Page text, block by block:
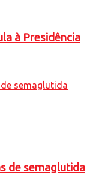
à Presidência
de semaglutida